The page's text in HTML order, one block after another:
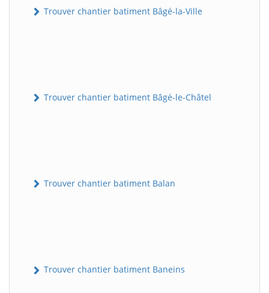
Trouver chantier batiment Bâgé-la-Ville
Trouver chantier batiment Bâgé-le-Châtel
Trouver chantier batiment Balan
Trouver chantier batiment Baneins